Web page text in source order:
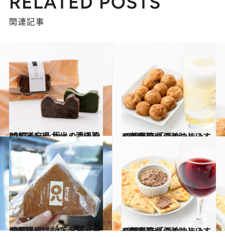
関連記事
2017.11.30
47都道府県 極上の手みやげリスト ～九州・沖縄篇2017～
グルメ 2017.12.31
47都道府県の美味しいすぐれもの 「酒のつまみ」～近畿篇～
グルメ
2017.2.2
47都道府県 地元スーパーのおいしいもの ～九州・沖縄篇～
グルメ 2017.12.21
47都道府県の美味しいすぐれもの 「酒のつまみ」～関東篇～
グルメ